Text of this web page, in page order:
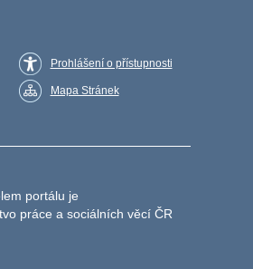
Prohlášení o přístupnosti
Mapa Stránek
portálu je
práce a sociálních věcí ČR